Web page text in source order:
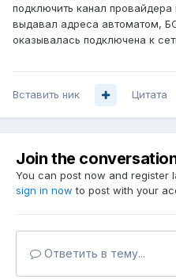
подключить канал
выдавал адреса автоматом,
оказывалась подключена к
Вставить ник Цитата
Join the
You can post now and register
sign in now to post with your
Ответить в тему...